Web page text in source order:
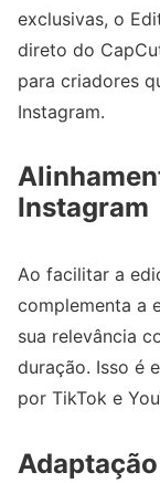
exclusivas, o
direto do
para criadores
Instagram.
Instagram
Ao facilitar a
complementa a
sua relevância
duração. Isso é
por TikTok e